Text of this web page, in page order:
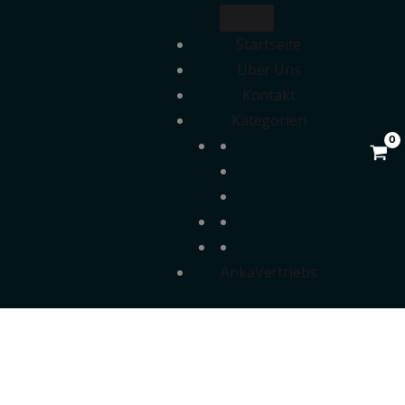
Startseite
Über Uns
Kontakt
Kategorien
AnkaVertriebs